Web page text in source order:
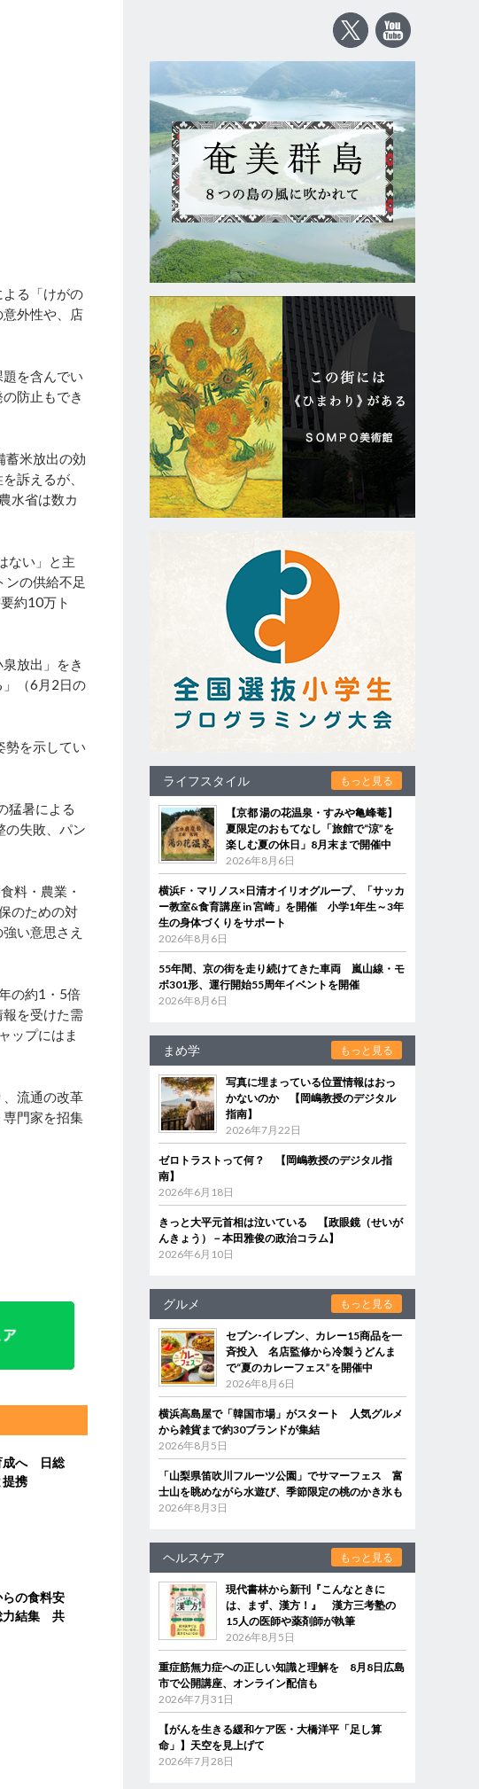
る「けがの
外性や、店
を含んでい
防止もでき
蓄米放出の効
訴えるが、
水省は数カ
ない」と主
ンの供給不足
約10万ト
放出」をき
」（6月2日の
勢を示してい
猛暑による
の失敗、パン
料・農業・
のための対
い意思さえ
の約1・5倍
を受けた需
ップにはま
流通の改革
門家を招集
成へ 日総
携
の食料安
力結集 共
ライフスタイル もっと見る
【京都 湯の花温泉・すみや亀峰菴】
夏限定のおもてなし「旅館で“涼”を
楽しむ夏の休日」8月末まで開催中
2026年8月6日
横浜F・マリノス×日清オイリオグループ、「サッカ
ー教室&食育講座 in 宮崎」を開催 小学1年生～3年
生の身体づくりをサポート
2026年8月6日
55年間、京の街を走り続けてきた車両 嵐山線・モ
ボ301形、運行開始55周年イベントを開催
2026年8月6日
まめ学 もっと見る
写真に埋まっている位置情報はおっ
かないのか 【岡嶋教授のデジタル
指南】
2026年7月22日
ゼロトラストって何？ 【岡嶋教授のデジタル指
南】
2026年6月18日
きっと大平元首相は泣いている 【政眼鏡（せいが
んきょう）－本田雅俊の政治コラム】
2026年6月10日
グルメ もっと見る
セブン‐イレブン、カレー15商品を一
斉投入 名店監修から冷製うどんま
で“夏のカレーフェス”を開催中
2026年8月6日
横浜高島屋で「韓国市場」がスタート 人気グルメ
から雑貨まで約30ブランドが集結
2026年8月5日
「山梨県笛吹川フルーツ公園」でサマーフェス 富
士山を眺めながら水遊び、季節限定の桃のかき氷も
2026年8月3日
ヘルスケア もっと見る
現代書林から新刊『こんなときに
は、まず、漢方！』 漢方三考塾の
15人の医師や薬剤師が執筆
2026年8月5日
重症筋無力症への正しい知識と理解を 8月8日広島
市で公開講座、オンライン配信も
2026年7月31日
【がんを生きる緩和ケア医・大橋洋平「足し算
命」】天空を見上げて
2026年7月28日